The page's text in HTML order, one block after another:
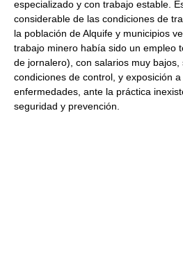
especializado y con trabajo estable.
considerable de las condiciones de
la población de Alquife y municipios
trabajo minero había sido un empleo
de jornalero), con salarios muy
condiciones de control, y exposición
enfermedades, ante la práctica
seguridad y prevención.